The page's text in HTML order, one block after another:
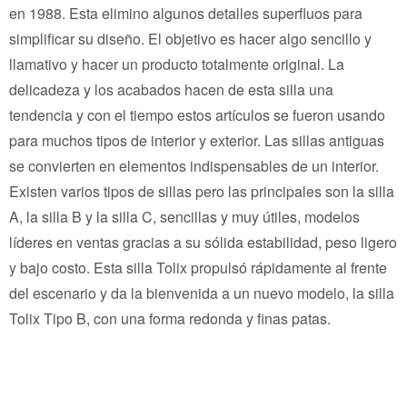
en 1988. Esta elimino algunos detalles superfluos para
simplificar su diseño. El objetivo es hacer algo sencillo y
llamativo y hacer un producto totalmente original. La
delicadeza y los acabados hacen de esta silla una
tendencia y con el tiempo estos artículos se fueron usando
para muchos tipos de interior y exterior. Las sillas antiguas
se convierten en elementos indispensables de un interior.
Existen varios tipos de sillas pero las principales son la silla
A, la silla B y la silla C, sencillas y muy útiles, modelos
líderes en ventas gracias a su sólida estabilidad, peso ligero
y bajo costo. Esta silla Tolix propulsó rápidamente al frente
del escenario y da la bienvenida a un nuevo modelo, la silla
Tolix Tipo B, con una forma redonda y finas patas.